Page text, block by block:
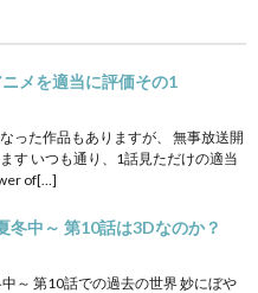
メを適当に評価その1
った作品もありますが、 無事放送開
す いつも通り、1話見ただけの適当
of[…]
冬中～ 第10話は3Dなのか？
～ 第10話での過去の世界 妙にぼや